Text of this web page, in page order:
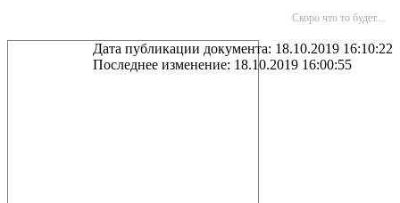
Скоро что то будет...
Дата публикации документа: 18.10.2019 16:10:22
Последнее изменение: 18.10.2019 16:00:55